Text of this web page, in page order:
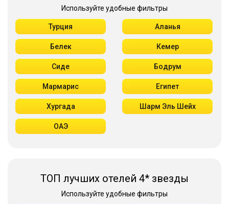
Используйте удобные фильтры
Турция Аланья
Белек Кемер
Сиде Бодрум
Мармарис Египет
Хургада Шарм Эль Шейх
ОАЭ
ТОП лучших отелей 4* звезды
Используйте удобные фильтры